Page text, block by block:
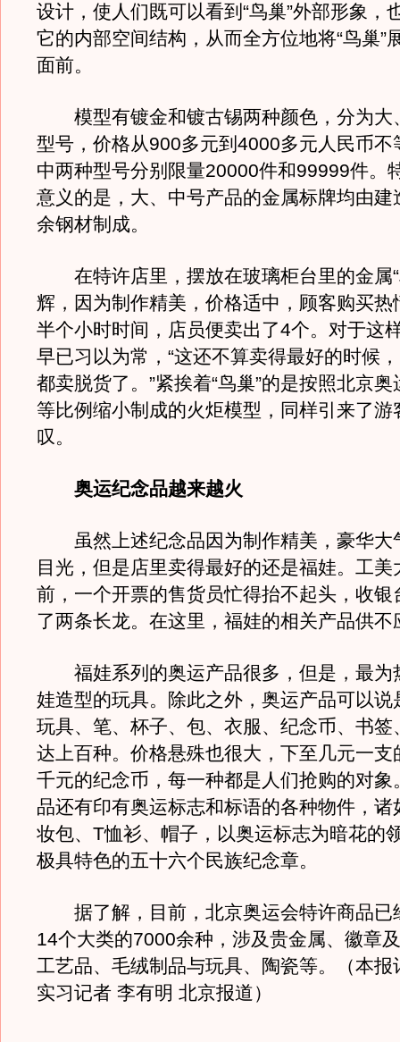
设计，使人们既可以看到“鸟巢”外部形象，
它的内部空间结构，从而全方位地将“鸟巢”
面前。
模型有镀金和镀古锡两种颜色，分为大
型号，价格从900多元到4000多元人民币不
中两种型号分别限量20000件和99999件。
意义的是，大、中号产品的金属标牌均由建
余钢材制成。
在特许店里，摆放在玻璃柜台里的金属“
辉，因为制作精美，价格适中，顾客购买热
半个小时时间，店员便卖出了4个。对于这
早已习以为常，“这还不算卖得最好的时候
都卖脱货了。”紧挨着“鸟巢”的是按照北京
等比例缩小制成的火炬模型，同样引来了游
叹。
奥运纪念品越来越火
虽然上述纪念品因为制作精美，豪华大
目光，但是店里卖得最好的还是福娃。工美
前，一个开票的售货员忙得抬不起头，收银
了两条长龙。在这里，福娃的相关产品供不
福娃系列的奥运产品很多，但是，最为
娃造型的玩具。除此之外，奥运产品可以说
玩具、笔、杯子、包、衣服、纪念币、书签
达上百种。价格悬殊也很大，下至几元一支
千元的纪念币，每一种都是人们抢购的对象
品还有印有奥运标志和标语的各种物件，诸
妆包、T恤衫、帽子，以奥运标志为暗花的
极具特色的五十六个民族纪念章。
据了解，目前，北京奥运会特许商品已
14个大类的7000余种，涉及贵金属、徽章
工艺品、毛绒制品与玩具、陶瓷等。（本报
实习记者 李有明 北京报道）